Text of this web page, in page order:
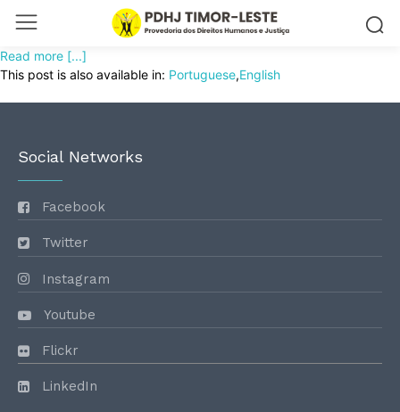
Read more [...]
This post is also available in: Portuguese English
Social Networks
Facebook
Twitter
Instagram
Youtube
Flickr
LinkedIn